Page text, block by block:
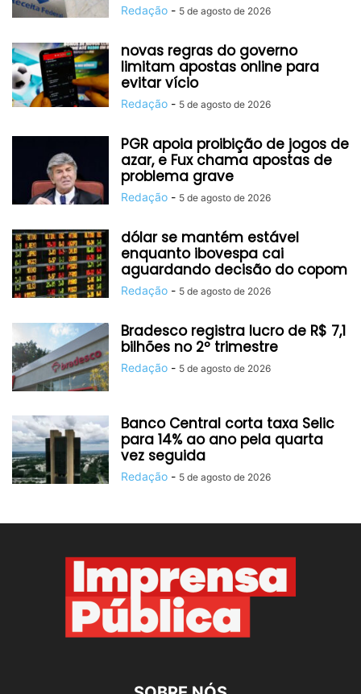
Redação - 5 de agosto de 2026
novas regras do governo
limitam apostas online para
evitar vício
Redação - 5 de agosto de 2026
PGR apoia proibição de jogos de
azar, e Fux chama apostas de
problema grave
Redação - 5 de agosto de 2026
dólar se mantém estável
enquanto ibovespa cai
aguardando decisão do copom
Redação - 5 de agosto de 2026
Bradesco registra lucro de R$ 7,1
bilhões no 2º trimestre
Redação - 5 de agosto de 2026
Banco Central corta taxa Selic
para 14% ao ano pela quarta
vez seguida
Redação - 5 de agosto de 2026